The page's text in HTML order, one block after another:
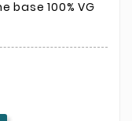
base 100% VG